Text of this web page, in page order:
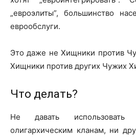
„евроэлиты”, большинство
еврообслуги.
Это даже не Хищники против
Хищники против других Чужих
Что делать?
Не давать
олигархическим кланам, ни